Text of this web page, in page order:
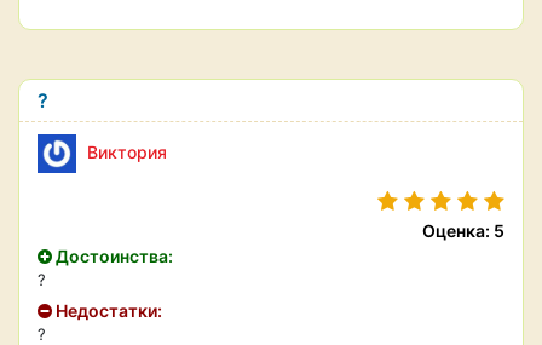
?
Виктория
Оценка: 5
Достоинства:
?
Недостатки:
?